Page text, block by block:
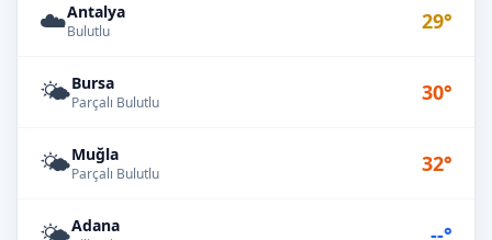
☁️Antalya
Bulutlu 29°
🌤️Bursa
Parçalı Bulutlu 30°
🌤️Muğla
Parçalı Bulutlu 32°
Adana --°